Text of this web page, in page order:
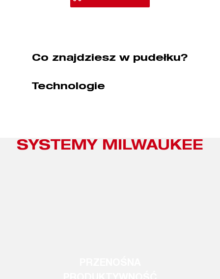
Co znajdziesz w pudełku?
Technologie
SYSTEMY MILWAUKEE